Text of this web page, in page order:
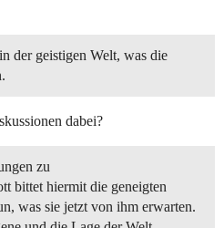
der geistigen Welt, was die
dabei?
zu
bittet hiermit die geneigten
was sie jetzt von ihm erwarten.